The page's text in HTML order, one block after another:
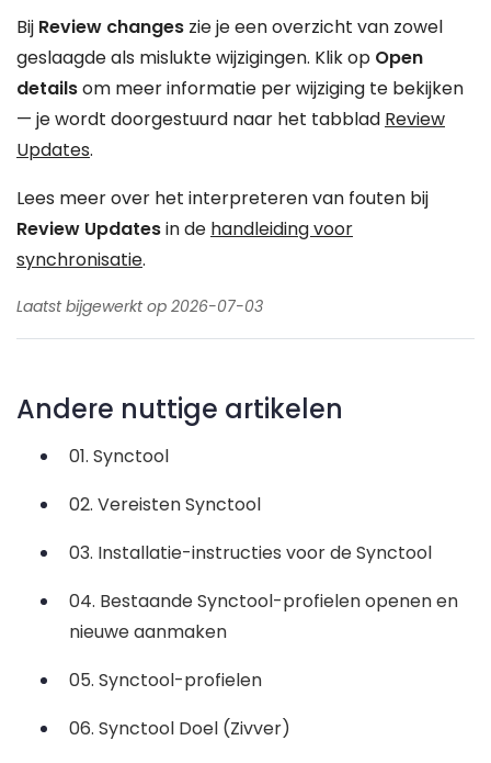
Bij Review changes zie je een overzicht van zowel
geslaagde als mislukte wijzigingen. Klik op Open
detailsom meer informatie per wijziging te bekijken
— je wordt doorgestuurd naar het tabblad Review
Updates.
Lees meer over het interpreteren van fouten bij
Review Updatesin de handleiding voor
synchronisatie.
Laatst bijgewerkt op 2026-07-03
Andere nuttige artikelen
01. Synctool
02. Vereisten Synctool
03. Installatie-instructies voor de Synctool
04. Bestaande Synctool-profielen openen en
nieuwe aanmaken
05. Synctool-profielen
06. Synctool Doel (Zivver)